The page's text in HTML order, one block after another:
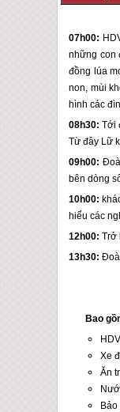
07h00:
những con
đồng lúa
non, mùi
hình các
08h30: Tới
Từ đây Lữ
09h00:
bên dòng
10h00:
hiểu các
12h00: Trở
13h30:
Bao
Xe
Ăn